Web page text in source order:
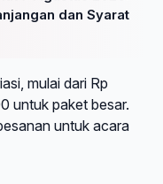
dan Syarat
mulai dari Rp
untuk paket besar.
untuk acara